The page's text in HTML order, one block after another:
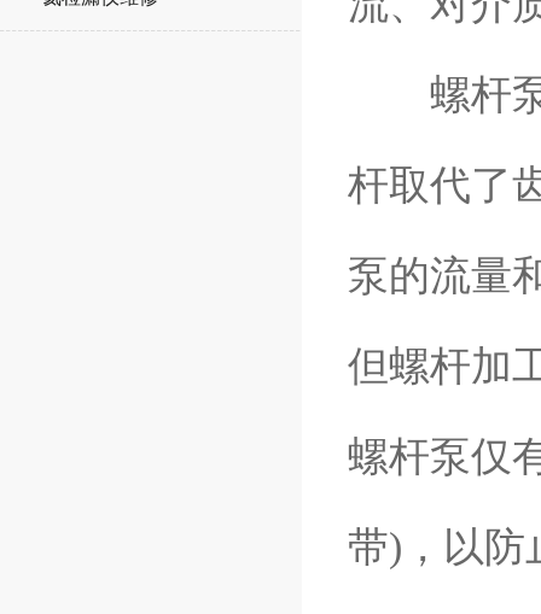
螺杆泵
杆取代了
泵的流量
但螺杆加
螺杆泵仅
带)，以防